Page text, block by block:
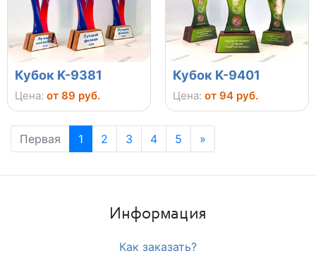
Кубок K-9381
Цена: от 89 руб.
Кубок K-9401
Цена: от 94 руб.
Первая 1 2 3 4 5 »
Информация
Как заказать?